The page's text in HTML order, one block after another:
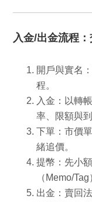
入金/出金流程
開戶與實名
程。
入金 ：以轉
率、限額與
下單 ：市價
緒追價。
提幣 ：先小
（Memo/Tag
出金 ：賣回